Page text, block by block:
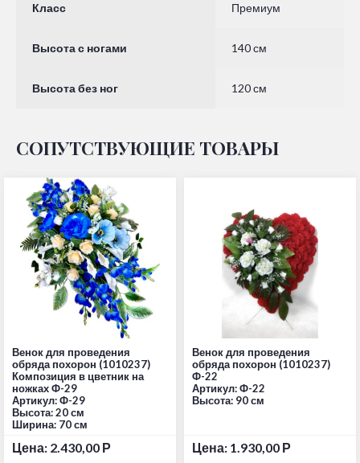
Класс Премиум
Высота с ногами 140 см
Высота без ног 120 см
СОПУТСТВУЮЩИЕ ТОВАРЫ
Венок для проведения
обряда похорон (1010237)
Композиция в цветник на
ножках Ф-29
Артикул: Ф-29
Высота: 20 см
Ширина: 70 см
Цена: 2.430,00 Р
Венок для проведения
обряда похорон (1010237)
Ф-22
Артикул: Ф-22
Высота: 90 см
Цена: 1.930,00 Р